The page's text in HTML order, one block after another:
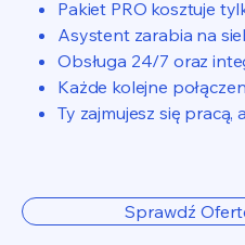
Pakiet PRO kosztuje
Asystent zarabia na
Obsługa 24/7 oraz
Każde kolejne
Ty zajmujesz się
Sprawdź